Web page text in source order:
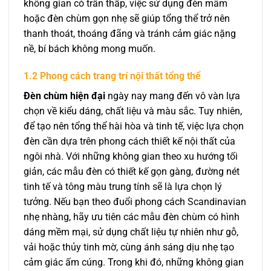
không gian có trần thấp, việc sử dụng đèn mâm
hoặc đèn chùm gọn nhẹ sẽ giúp tổng thể trở nên
thanh thoát, thoáng đãng và tránh cảm giác nặng
nề, bí bách không mong muốn.
1.2 Phong cách trang trí nội thất tổng thể
Đèn chùm hiện đại ngày nay mang đến vô vàn lựa
chọn về kiểu dáng, chất liệu và màu sắc. Tuy nhiên,
để tạo nên tổng thể hài hòa và tinh tế, việc lựa chọn
đèn cần dựa trên phong cách thiết kế nội thất của
ngôi nhà. Với những không gian theo xu hướng tối
giản, các mẫu đèn có thiết kế gọn gàng, đường nét
tinh tế và tông màu trung tính sẽ là lựa chọn lý
tưởng. Nếu bạn theo đuổi phong cách Scandinavian
nhẹ nhàng, hãy ưu tiên các mẫu đèn chùm có hình
dáng mềm mại, sử dụng chất liệu tự nhiên như gỗ,
vải hoặc thủy tinh mờ, cùng ánh sáng dịu nhẹ tạo
cảm giác ấm cúng. Trong khi đó, những không gian